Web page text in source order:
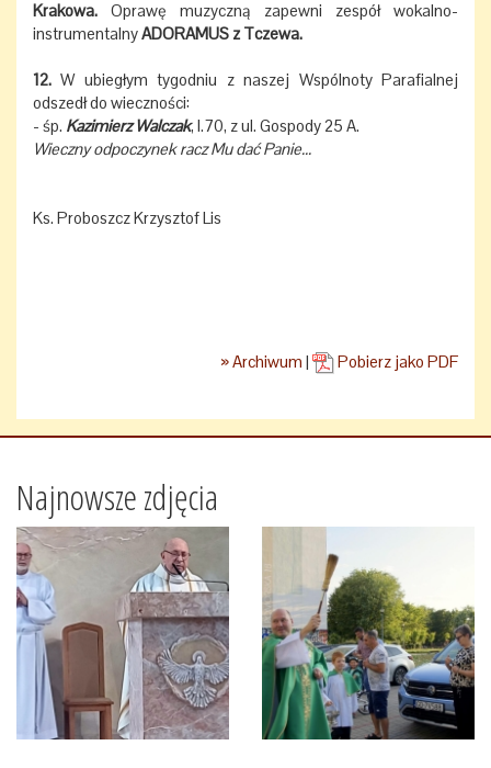
Krakowa. Oprawę muzyczną zapewni zespół wokalno-
instrumentalnyADORAMUS z Tczewa.
12. W ubiegłym tygodniu z naszej Wspólnoty Parafialnej
odszedł do wieczności:
- śp. Kazimierz Walczak, l.70, z ul. Gospody 25 A.
Wieczny odpoczynek racz Mu dać Panie...
Ks. Proboszcz Krzysztof Lis
» Archiwum | Pobierz jako PDF
Najnowsze zdjęcia